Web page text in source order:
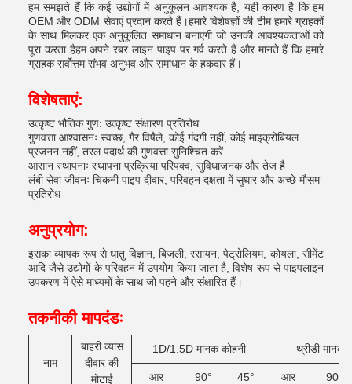
हम समझते हैं कि कई उद्योगों में अनुकूलन आवश्यक है, यही कारण है कि हम
OEM और ODM सेवाएं प्रदान करते हैं।हमारे विशेषज्ञों की टीम हमारे ग्राहकों
के साथ मिलकर एक अनुकूलित समाधान बनाएगी जो उनकी आवश्यकताओं को
पूरा करता हैहम अपने रबर लाइन पाइप पर गर्व करते हैं और मानते हैं कि हमारे
ग्राहक सर्वोत्तम संभव अनुभव और समाधान के हकदार हैं।
विशेषताएं:
उत्कृष्ट भौतिक गुण: उत्कृष्ट संक्षारण प्रतिरोध
गुणवत्ता आश्वासनः स्वच्छ, गैर विषैले, कोई गंदगी नहीं, कोई माइक्रोबियल
प्रजनन नहीं, तरल पदार्थ की गुणवत्ता सुनिश्चित करें
आसान स्थापनाः स्थापना प्रक्रिया परिपक्व, सुविधाजनक और तेज है
लंबी सेवा जीवनः चिकनी पाइप दीवार, परिवहन दक्षता में सुधार और अच्छे मौसम
प्रतिरोध
अनुप्रयोग:
इसका व्यापक रूप से धातु विज्ञान, बिजली, रसायन, पेट्रोलियम, कोयला, सीमेंट
आदि जैसे उद्योगों के परिवहन में उपयोग किया जाता है, विशेष रूप से पाइपलाइन
उपकरण में ऐसे माध्यमों के साथ जो पहने और संक्षारित हैं।
तकनीकी मापदंडः
नाम
बाहरी व्यास
दीवार की
मोटाई
1D/1.5D मानक कोहनी थ्रीडी मानक
आर 90° 45° आर 90